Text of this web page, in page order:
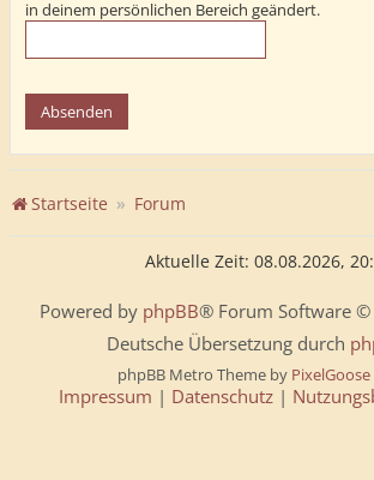
in deinem persönlichen Bereich geändert.
Startseite Forum
Aktuelle Zeit: 08.08.2026,
Powered by phpBB® Forum Software
Deutsche Übersetzung durch
phpBB Metro Theme by
Impressum | Datenschutz |